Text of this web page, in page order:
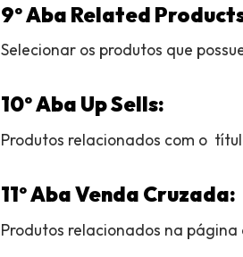
9ºAba Related
Selecionar os produtos que
10ºAba Up Sells:
Produtos relacionados com o
11ºAba Venda Cruzada:
Produtos relacionados na página